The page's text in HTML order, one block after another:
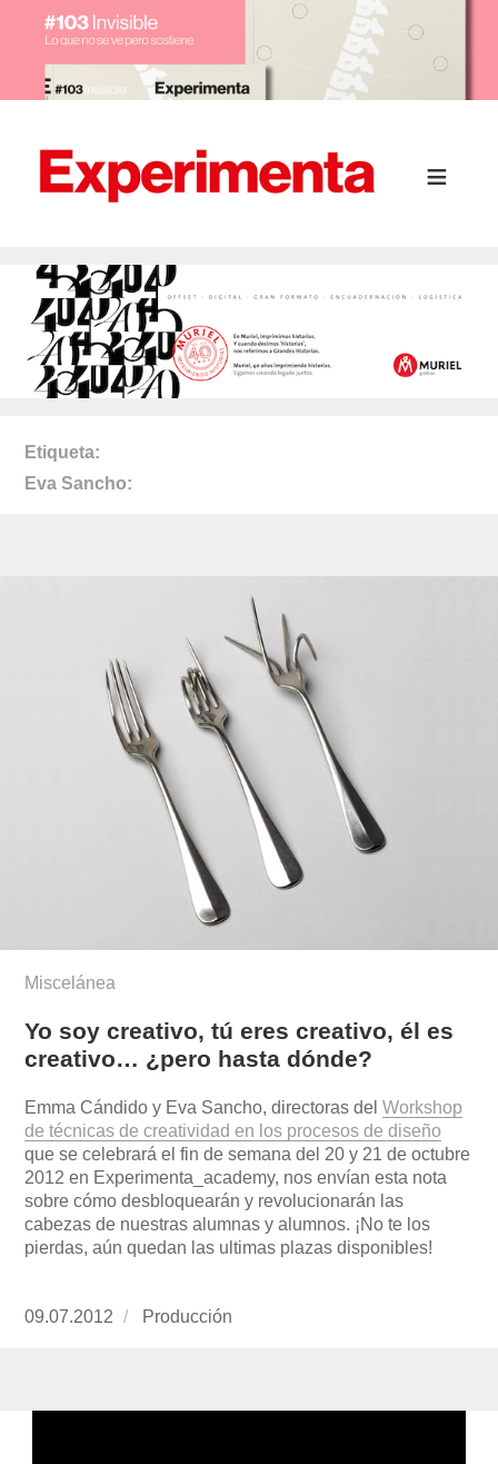
Etiqueta
Eva Sancho
Miscelánea
Yo soy creativo, tú eres creativo, él es
creativo… ¿pero hasta dónde?
Emma Cándido y Eva Sancho, directoras delWorkshop
de técnicas de creatividad en los procesos de diseño
que se celebrará el fin de semana del 20 y 21 de octubre
2012 en Experimenta_academy, nos envían esta nota
sobre cómo desbloquearán y revolucionarán las
cabezas de nuestras alumnas y alumnos. ¡No te los
pierdas, aún quedan las ultimas plazas disponibles!
Publicado
09.07.2012 https://www.experimenta.es/author/
Producción